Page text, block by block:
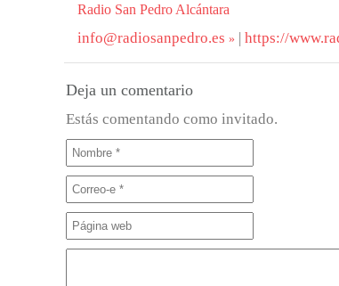
Radio San Pedro Alcántara
info@radiosanpedro.es | https://
Deja un comentario
Estás comentando como invitado.